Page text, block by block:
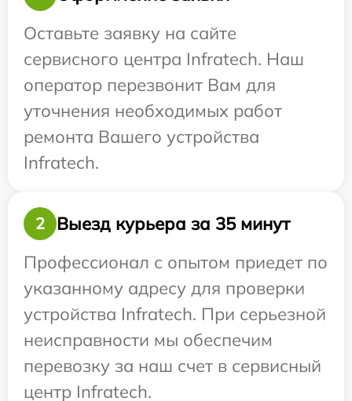
Оставьте заявку на сайте
сервисного центра Infratech. Наш
оператор перезвонит Вам для
уточнения необходимых работ
ремонта Вашего устройства
Infratech.
2
Выезд курьера за 35 минут
Профессионал с опытом приедет по
указанному адресу для проверки
устройства Infratech. При серьезной
неисправности мы обеспечим
перевозку за наш счет в сервисный
центр Infratech.